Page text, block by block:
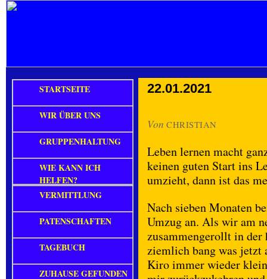
22.01.2021
Von CHRISTIAN
Leben lernen macht
keinen guten Start ins
umzieht, dann ist das
Nach sieben Monaten
Umzug an. Als wir am
zusammengerollt in der
ziemlich bang was jetzt
Kiro immer wieder
STARTSEITE
WIR ÜBER UNS
GRUPPENHALTUNG
WIE KANN ICH
HELFEN?
VERMITTLUNG
PATENSCHAFTEN
TAGEBUCH
ZUHAUSE GEFUNDEN